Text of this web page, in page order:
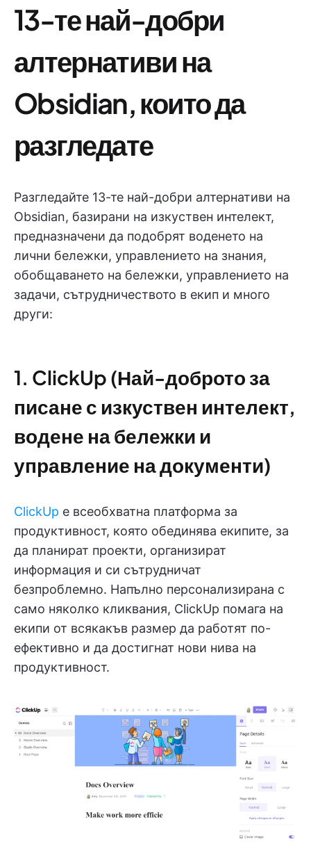
13-те най-добри
алтернативи на
Obsidian, които да
разгледате
Разгледайте 13-те най-добри алтернативи на
Obsidian, базирани на изкуствен интелект,
предназначени да подобрят воденето на
лични бележки, управлението на знания,
обобщаването на бележки, управлението на
задачи, сътрудничеството в екип и много
други:
1. ClickUp (Най-доброто за
писане с изкуствен интелект,
водене на бележки и
управление на документи)
ClickUp е всеобхватна платформа за
продуктивност, която обединява екипите, за
да планират проекти, организират
информация и си сътрудничат
безпроблемно. Напълно персонализирана с
само няколко кликвания, ClickUp помага на
екипи от всякакъв размер да работят по-
ефективно и да достигнат нови нива на
продуктивност.